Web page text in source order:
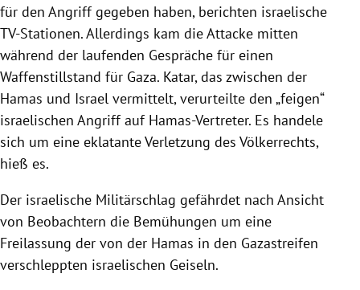
für den Angriff gegeben haben, berichten israelische
TV-Stationen. Allerdings kam die Attacke mitten
während der laufenden Gespräche für einen
Waffenstillstand für Gaza. Katar, das zwischen der
Hamas und Israel vermittelt, verurteilte den „feigen“
israelischen Angriff auf Hamas-Vertreter. Es handele
sich um eine eklatante Verletzung des Völkerrechts,
hieß es.
Der israelische Militärschlag gefährdet nach Ansicht
von Beobachtern die Bemühungen um eine
Freilassung der von der Hamas in den Gazastreifen
verschleppten israelischen Geiseln.